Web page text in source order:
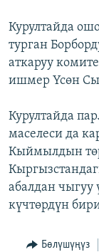
Курултайда
турган
аткаруу
ишмер Үсөн
Курултайда
маселеси да
Кыймылдын
абалдан чыгуу
күчтөрдүн
Бөлүшүңүз